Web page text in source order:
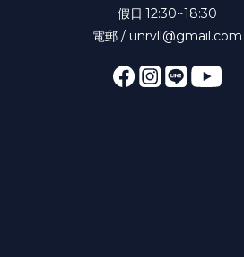
假日:12:30~18:30
電郵 / unrvll@gmail.com